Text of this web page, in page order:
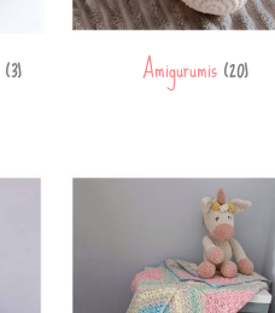
(3) Amigurumis(20)